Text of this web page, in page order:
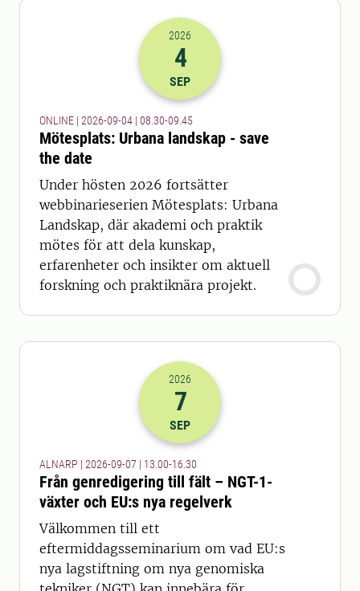
2026-04-09 06:30
2026
4
SEP
ONLINE | 2026-09-04 | 08.30-09.45
Mötesplats: Urbana landskap - save
the date
Under hösten 2026 fortsätter
webbinarieserien Mötesplats: Urbana
Landskap, där akademi och praktik
mötes för att dela kunskap,
erfarenheter och insikter om aktuell
forskning och praktiknära projekt.
2026-07-09 11:00
2026
7
SEP
ALNARP | 2026-09-07 | 13.00-16.30
Från genredigering till fält – NGT-1-
växter och EU:s nya regelverk
Välkommen till ett
eftermiddagsseminarium om vad EU:s
nya lagstiftning om nya genomiska